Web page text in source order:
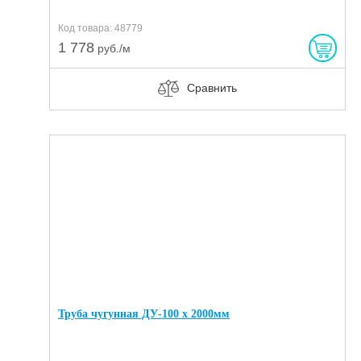
Код товара: 48779
1 778 руб./м
Сравнить
Труба чугунная ДУ-100 х 2000мм